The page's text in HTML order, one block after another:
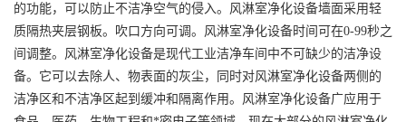
的功能，可以防止不洁净空气的侵入。风淋室净化设备墙面采用轻
质隔热夹层钢板。吹口方向可调。风淋室净化设备时间可在0-99秒之
间调整。风淋室净化设备是现代工业洁净车间中不可缺少的洁净设
备。它可以去除人、物表面的灰尘，同时对风淋室净化设备两侧的
洁净区和不洁净区起到缓冲和隔离作用。风淋室净化设备广应用于